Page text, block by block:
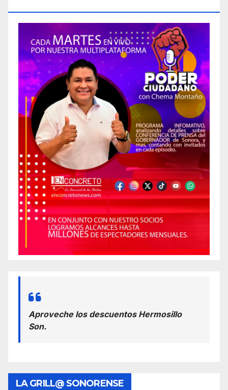
Aproveche los descuentos Hermosillo
Son.
LA GRILL@ SONORENSE